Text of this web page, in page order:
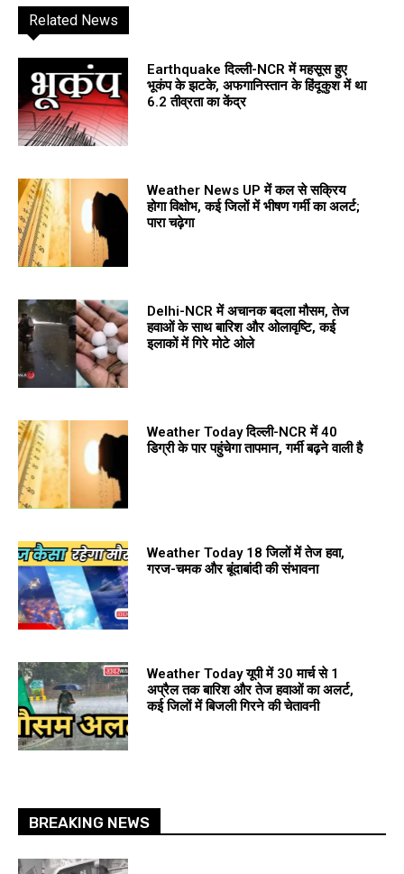
Related News
Earthquake दिल्ली-NCR में महसूस हुए
भूकंप के झटके, अफगानिस्तान के हिंदूकुश में था
6.2 तीव्रता का केंद्र
Weather News UP में कल से सक्रिय
होगा विक्षोभ, कई जिलों में भीषण गर्मी का अलर्ट;
पारा चढ़ेगा
Delhi-NCR में अचानक बदला मौसम, तेज
हवाओं के साथ बारिश और ओलावृष्टि, कई
इलाकों में गिरे मोटे ओले
Weather Today दिल्ली-NCR में 40
डिग्री के पार पहुंचेगा तापमान, गर्मी बढ़ने वाली है
Weather Today 18 जिलों में तेज हवा,
गरज-चमक और बूंदाबांदी की संभावना
Weather Today यूपी में 30 मार्च से 1
अप्रैल तक बारिश और तेज हवाओं का अलर्ट,
कई जिलों में बिजली गिरने की चेतावनी
BREAKING NEWS